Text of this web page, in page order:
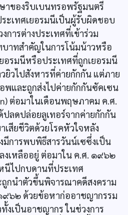
าของริบเบนทรอพรัฐมนตรี
ระเทศเยอรมนีเป็นผู้รับผิดชอบ
การต่างประเทศที่เข้าร่วม
าทสำคัญในการโน้มน้าวหรือ
อรมนีหรือประเทศที่ถูกเยอรมนี
ยิวไปสังหารที่ค่ายกักกัน แต่ภาย
พและถูกส่งไปค่ายกักกันซัคเซน
ต่อมาในเดือนพฤษภาคม ค.ศ.
ลดปล่อยลูเทอร์จากค่ายกักกัน
สียชีวิตด้วยโรคหัวใจหลัง
มีการพบพิธีสารวันน์เซซึ่งเป็น
งเหลืออยู่ ต่อมาใน ค.ศ. ๑๙๖๒
ไปกบดานที่ประเทศ
กนำตัวขึ้นพิจารณาคดีสงคราม
๙๖๒ ด้วยข้อหาก่ออาชญากรรม
เป็นอาชญากร ในช่วงการ